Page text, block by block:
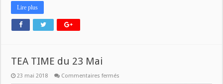
Lire plus
TEA TIME du 23 Mai
23 mai 2018 Commentaires fermés